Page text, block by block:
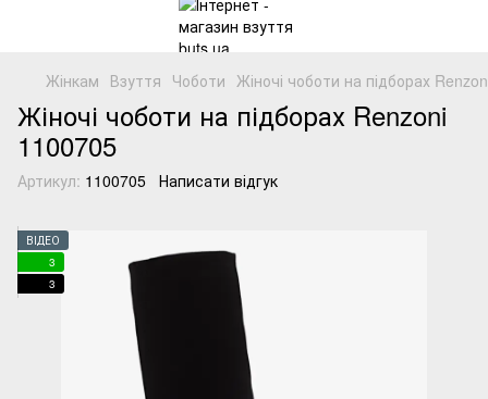
Жінкам Взуття Чоботи Жіночі чоботи на підборах
Жіночі чоботи на підборах Renzoni
1100705
Артикул: 1100705 Написати відгук
ВІДЕО
3
3